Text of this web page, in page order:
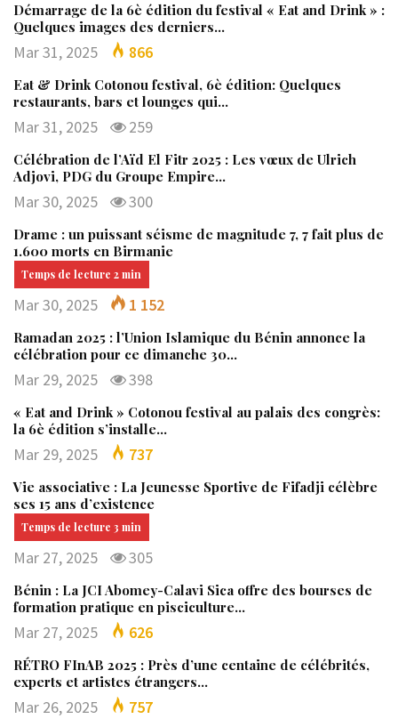
Démarrage de la 6è édition du festival « Eat and Drink » :
Quelques images des derniers…
Mar 31, 2025 866
Eat & Drink Cotonou festival, 6è édition: Quelques
restaurants, bars et lounges qui…
Mar 31, 2025 259
Célébration de l’Aïd El Fitr 2025 : Les vœux de Ulrich
Adjovi, PDG du Groupe Empire…
Mar 30, 2025 300
Drame : un puissant séisme de magnitude 7, 7 fait plus de
1.600 morts en Birmanie
Mar 30, 2025 1 152
Ramadan 2025 : l’Union Islamique du Bénin annonce la
célébration pour ce dimanche 30…
Mar 29, 2025 398
« Eat and Drink » Cotonou festival au palais des congrès:
la 6è édition s’installe…
Mar 29, 2025 737
Vie associative : La Jeunesse Sportive de Fifadji célèbre
ses 15 ans d’existence
Mar 27, 2025 305
Bénin : La JCI Abomey-Calavi Sica offre des bourses de
formation pratique en pisciculture…
Mar 27, 2025 626
RÉTRO FInAB 2025 : Près d’une centaine de célébrités,
experts et artistes étrangers…
Mar 26, 2025 757